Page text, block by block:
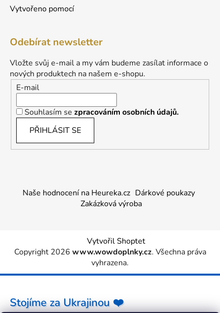
Vytvořeno pomocí
Odebírat newsletter
Vložte svůj e-mail a my vám budeme zasílat informace o
nových produktech na našem e-shopu.
E-mail
Souhlasím se zpracováním osobních údajů.
PŘIHLÁSIT SE
Naše hodnocení na Heureka.cz Dárkové poukazy
Zakázková výroba
Vytvořil Shoptet
Copyright 2026 www.wowdoplnky.cz. Všechna práva
vyhrazena.
Stojíme za Ukrajinou ❤️